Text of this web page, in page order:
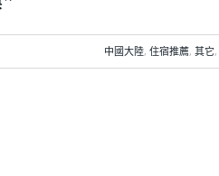
中國大陸, 住宿推薦, 其它,